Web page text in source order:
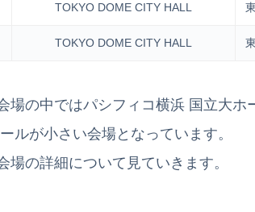
TOKYO DOME CITY HALL
TOKYO DOME CITY HALL
場の中ではパシフィコ横浜 国立大ホ
ルが小さい会場となっています。
場の詳細について見ていきます。